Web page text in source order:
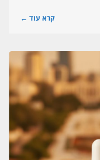
קרא עוד ←